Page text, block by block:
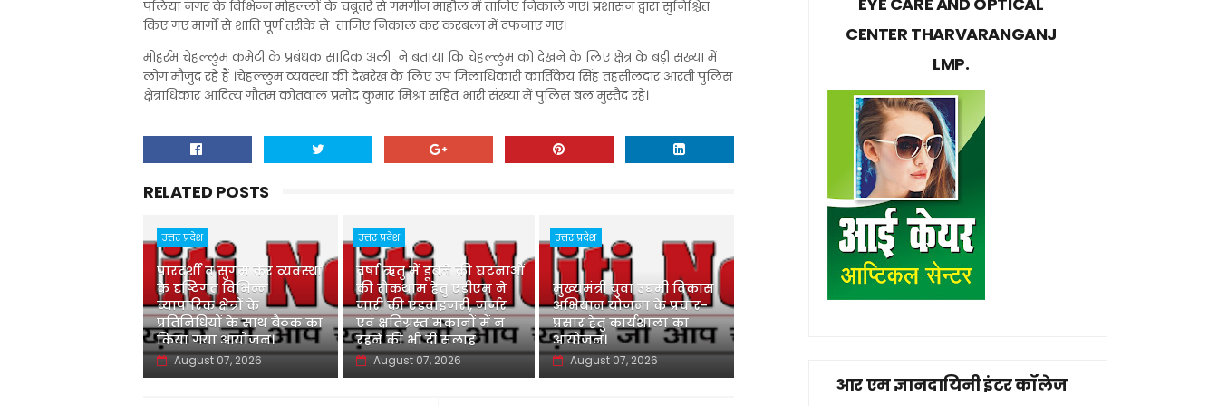
पलिया नगर के विभिन्न मोहल्लों के चबूतरे से गमगीन माहौल में ताजिए निकाले गए। प्रशासन द्वारा सुनिश्चित
किए गए मार्गों से शांति पूर्ण तरीके से ताजिए निकाल कर करबला में दफनाए गए।
मोहर्रम चेहल्लुम कमेटी के प्रबंधक सादिक अली ने बताया कि चेहल्लुम को देखने के लिए क्षेत्र के बड़ी संख्या में
लोग मौजुद रहे हैं ।चेहल्लुम व्यवस्था की देखरेख के लिए उप जिलाधिकारी कार्तिकेय सिंह तहसीलदार आरती पुलिस
क्षेत्राधिकार आदित्य गौतम कोतवाल प्रमोद कुमार मिश्रा सहित भारी संख्या में पुलिस बल मुस्तैद रहे।
RELATED POSTS
उत्तर प्रदेश
पारदर्शी व सुगम कर व्यवस्था
के दृष्टिगत विभिन्न
व्यापारिक क्षेत्रों के
प्रतिनिधियों के साथ बैठक का
किया गया आयोजन।
August 07, 2026
उत्तर प्रदेश
वर्षा ऋतु में डूबने की घटनाओं
की रोकथाम हेतु एडीएम ने
जारी की एडवाइजरी, जर्जर
एवं क्षतिग्रस्त मकानों में न
रहने की भी दी सलाह
August 07, 2026
उत्तर प्रदेश
मुख्यमंत्री युवा उद्यमी विकास
अभियान योजना के प्रचार-
प्रसार हेतु कार्यशाला का
आयोजन।
August 07, 2026
CENTER THARVARANGANJ
LMP.
आर एम ज्ञानदायिनी इंटर कॉलेज